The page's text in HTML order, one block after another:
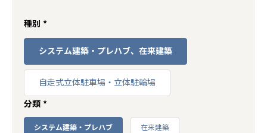
種別 *
システム建築・プレハブ、在来建築
自走式立体駐車場・立体駐輪場
分類 *
システム建築・プレハブ 在来建築